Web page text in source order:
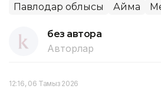
Павлодар облысы Аймақ
без автора
Авторлар
12:16, 06 Тамыз 2026